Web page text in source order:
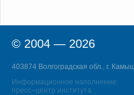
© 2004 — 2026
403874 Волгоградская обл., г.
Информационное наполнение:
пресс–центр института